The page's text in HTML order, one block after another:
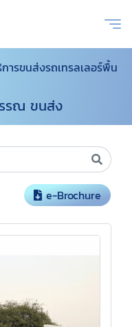
ารขนส่งรถเทรลเลอร์พื้น
รณ ขนส่ง
e-Brochure